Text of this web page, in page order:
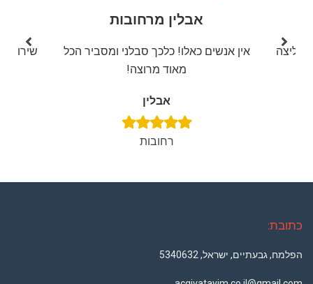
אבלין מרחובות
אין אנשים כאלו! כלכך סבלני ומסביר הכל
מאוד מרוצה!
אבלין
רחובות
שירות
כתובת:
הפלמח, גבעתיים, ישראל, 5340632